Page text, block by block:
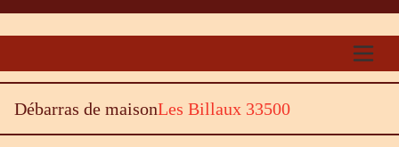
Débarras de maisonLes Billaux 33500